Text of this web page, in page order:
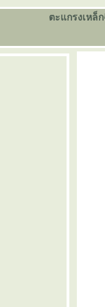
ตะแกรงเหล็